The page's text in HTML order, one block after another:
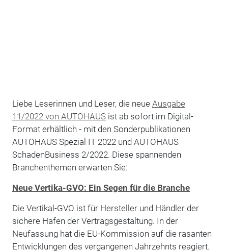
Liebe Leserinnen und Leser, die neue Ausgabe
11/2022 von AUTOHAUSist ab sofort im Digital-
Format erhältlich - mit den Sonderpublikationen
AUTOHAUS Spezial IT 2022 und AUTOHAUS
SchadenBusiness 2/2022. Diese spannenden
Branchenthemen erwarten Sie:
Neue Vertika-GVO: Ein Segen für die Branche
Die Vertikal-GVO ist für Hersteller und Händler der
sichere Hafen der Vertragsgestaltung. In der
Neufassung hat die EU-Kommission auf die rasanten
Entwicklungen des vergangenen Jahrzehnts reagiert.